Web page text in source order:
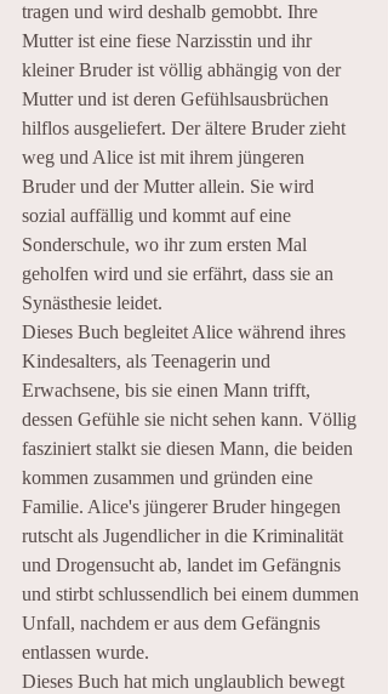
tragen und wird deshalb gemobbt. Ihre
Mutter ist eine fiese Narzisstin und ihr
kleiner Bruder ist völlig abhängig von der
Mutter und ist deren Gefühlsausbrüchen
hilflos ausgeliefert. Der ältere Bruder zieht
weg und Alice ist mit ihrem jüngeren
Bruder und der Mutter allein. Sie wird
sozial auffällig und kommt auf eine
Sonderschule, wo ihr zum ersten Mal
geholfen wird und sie erfährt, dass sie an
Synästhesie leidet.
Dieses Buch begleitet Alice während ihres
Kindesalters, als Teenagerin und
Erwachsene, bis sie einen Mann trifft,
dessen Gefühle sie nicht sehen kann. Völlig
fasziniert stalkt sie diesen Mann, die beiden
kommen zusammen und gründen eine
Familie. Alice's jüngerer Bruder hingegen
rutscht als Jugendlicher in die Kriminalität
und Drogensucht ab, landet im Gefängnis
und stirbt schlussendlich bei einem dummen
Unfall, nachdem er aus dem Gefängnis
entlassen wurde.
Dieses Buch hat mich unglaublich bewegt